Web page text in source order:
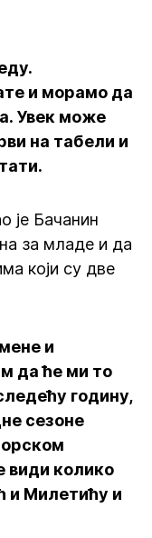
и морамо да
Увек може
на табели и
је Бачанин
за младе и да
који су две
и
да ће ми то
годину,
сезоне
види колико
и Милетићу и